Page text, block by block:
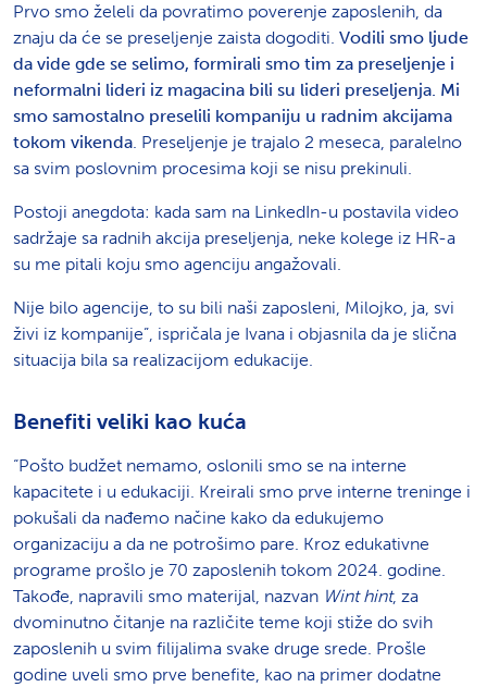
Prvo smo želeli da povratimo poverenje zaposlenih, da
znaju da će se preseljenje zaista dogoditi. Vodili smo ljude
da vide gde se selimo, formirali smo tim za preseljenje i
neformalni lideri iz magacina bili su lideri preseljenja. Mi
smo samostalno preselili kompaniju u radnim akcijama
tokom vikenda. Preseljenje je trajalo 2 meseca, paralelno
sa svim poslovnim procesima koji se nisu prekinuli.
Postoji anegdota: kada sam na LinkedIn-u postavila video
sadržaje sa radnih akcija preseljenja, neke kolege iz HR-a
su me pitali koju smo agenciju angažovali.
Nije bilo agencije, to su bili naši zaposleni, Milojko, ja, svi
živi iz kompanije”, ispričala je Ivana i objasnila da je slična
situacija bila sa realizacijom edukacije.
Benefiti veliki kao kuća
“Pošto budžet nemamo, oslonili smo se na interne
kapacitete i u edukaciji. Kreirali smo prve interne treninge i
pokušali da nađemo načine kako da edukujemo
organizaciju a da ne potrošimo pare. Kroz edukativne
programe prošlo je 70 zaposlenih tokom 2024. godine.
Takođe, napravili smo materijal, nazvan Wint hint, za
dvominutno čitanje na različite teme koji stiže do svih
zaposlenih u svim filijalima svake druge srede. Prošle
godine uveli smo prve benefite, kao na primer dodatne